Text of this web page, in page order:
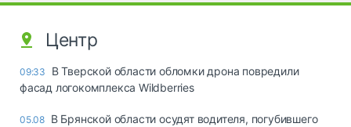
Центр
09:33
В Тверской области обломки дрона повредили
фасад логокомплекса Wildberries
05.08 В Брянской области осудят водителя, погубившего